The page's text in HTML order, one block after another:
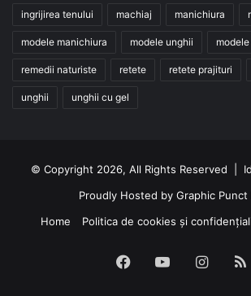
ingrijirea tenului machiaj manichiura
modele manichiura modele unghii
remedii naturiste retete retete prajituri
unghii unghii cu gel
© Copyright 2026, All Rights Reserved |
Proudly Hosted by Graphic Punct
Home
Politica de cookies și
Facebook
YouTube